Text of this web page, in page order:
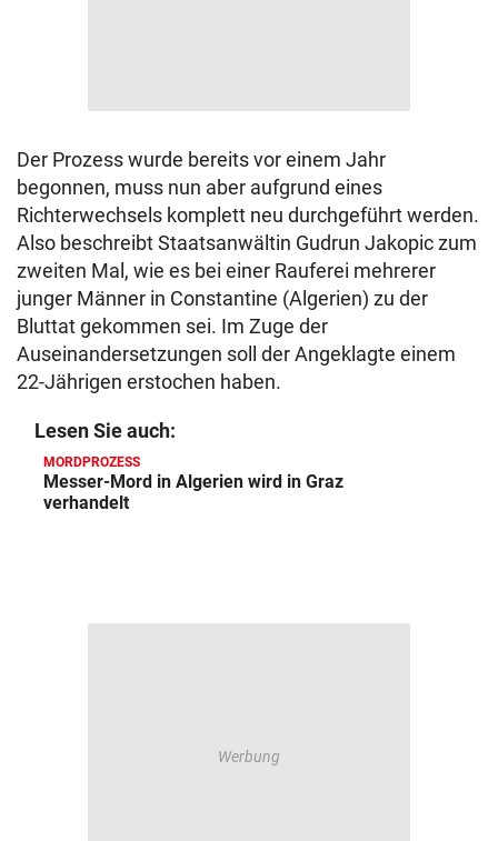
Der Prozess wurde bereits vor einem Jahr
begonnen, muss nun aber aufgrund eines
Richterwechsels komplett neu durchgeführt werden.
Also beschreibt Staatsanwältin Gudrun Jakopic zum
zweiten Mal, wie es bei einer Rauferei mehrerer
junger Männer in Constantine (Algerien) zu der
Bluttat gekommen sei. Im Zuge der
Auseinandersetzungen soll der Angeklagte einem
22-Jährigen erstochen haben.
Lesen Sie auch:
MORDPROZESS
Messer-Mord in Algerien wird in Graz
verhandelt